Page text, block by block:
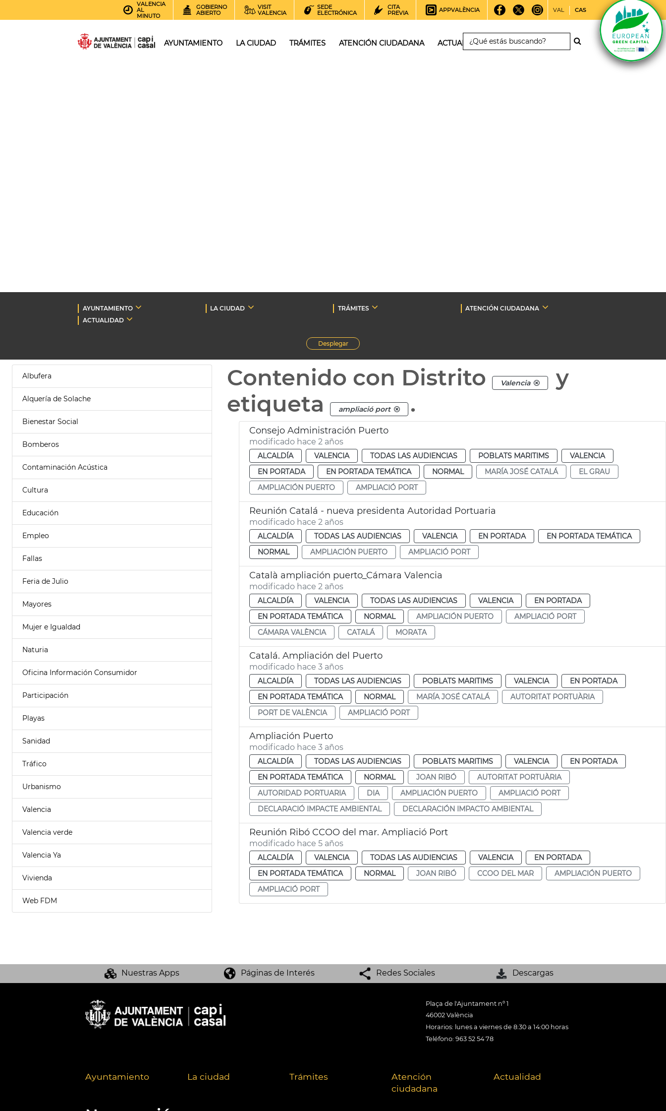
VALENCIA
AL
MINUTO
GOBIERNO
ABIERTO
VISIT
VALENCIA
SEDE
ELECTRÓNICA
CITA
PREVIA
APPVALÈNCIA VAL CAS
AYUNTAMIENTO LA CIUDAD TRÁMITES ATENCIÓN CIUDADANA ACTUALIDAD
AYUNTAMIENTO LA CIUDAD TRÁMITES
ATENCIÓN CIUDADANA
ACTUALIDAD
Desplegar
Albufera
Alquería de Solache
Bienestar Social
Bomberos
Contaminación Acústica
Cultura
Educación
Empleo
Fallas
Feria de Julio
Mayores
Mujer e Igualdad
Naturia
Oficina Información Consumidor
Participación
Playas
Sanidad
Tráfico
Urbanismo
Valencia
Valencia verde
Valencia Ya
Vivienda
Web FDM
Contenido con Distrito Valencia
y
etiqueta
ampliació port .
Consejo Administración Puerto
modificado hace 2 años
ALCALDÍA VALENCIA TODAS LAS AUDIENCIAS POBLATS MARITIMS
VALENCIA
EN PORTADA
EN PORTADA TEMÁTICA NORMAL MARÍA JOSÉ CATALÁ
EL GRAU
AMPLIACIÓN PUERTO
AMPLIACIÓ PORT
Reunión Catalá - nueva presidenta Autoridad Portuaria
modificado hace 2 años
ALCALDÍA TODAS LAS AUDIENCIAS VALENCIA EN PORTADA
EN PORTADA TEMÁTICA
NORMAL
AMPLIACIÓN PUERTO AMPLIACIÓ PORT
Català ampliación puerto_Cámara Valencia
modificado hace 2 años
ALCALDÍA VALENCIA TODAS LAS AUDIENCIAS VALENCIA
EN PORTADA
EN PORTADA TEMÁTICA
NORMAL AMPLIACIÓN PUERTO
AMPLIACIÓ PORT
CÁMARA VALÈNCIA
CATALÁ MORATA
Catalá. Ampliación del Puerto
modificado hace 3 años
ALCALDÍA TODAS LAS AUDIENCIAS POBLATS MARITIMS VALENCIA
EN PORTADA
EN PORTADA TEMÁTICA
NORMAL MARÍA JOSÉ CATALÁ
AUTORITAT PORTUÀRIA
PORT DE VALÈNCIA
AMPLIACIÓ PORT
Ampliación Puerto
modificado hace 3 años
ALCALDÍA TODAS LAS AUDIENCIAS POBLATS MARITIMS VALENCIA
EN PORTADA
EN PORTADA TEMÁTICA
NORMAL JOAN RIBÓ
AUTORITAT PORTUÀRIA
AUTORIDAD PORTUARIA
DIA AMPLIACIÓN PUERTO
AMPLIACIÓ PORT
DECLARACIÓ IMPACTE AMBIENTAL
DECLARACIÓN IMPACTO AMBIENTAL
Reunión Ribó CCOO del mar. Ampliació Port
modificado hace 5 años
ALCALDÍA VALENCIA TODAS LAS AUDIENCIAS VALENCIA
EN PORTADA
EN PORTADA TEMÁTICA
NORMAL JOAN RIBÓ CCOO DEL MAR
AMPLIACIÓN PUERTO
AMPLIACIÓ PORT
Nuestras Apps Páginas de Interés Redes Sociales Descargas
Plaça de l'Ajuntament nº 1
46002 València
Horarios: lunes a viernes de 8:30 a 14:00 horas
Teléfono: 963 52 54 78
Ayuntamiento La ciudad Trámites
Atención
ciudadana
Actualidad